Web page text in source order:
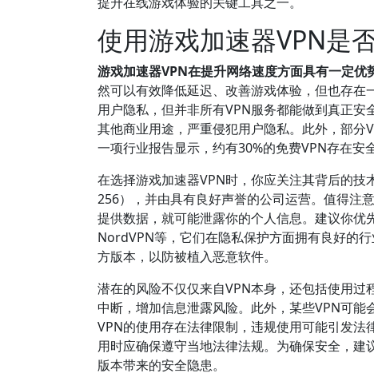
使用游戏加速器VPN是
游戏加速器VPN在提升网络速度方面具有一定优
然可以有效降低延迟、改善游戏体验，但也存
用户隐私，但并非所有VPN服务都能做到真正
其他商业用途，严重侵犯用户隐私。此外，部
一项行业报告显示，约有30%的免费VPN存在安
在选择游戏加速器VPN时，你应关注其背后的技
256），并由具有良好声誉的公司运营。值得注
提供数据，就可能泄露你的个人信息。建议你优
NordVPN等，它们在隐私保护方面拥有良好的
方版本，以防被植入恶意软件。
潜在的风险不仅仅来自VPN本身，还包括使用
中断，增加信息泄露风险。此外，某些VPN可
VPN的使用存在法律限制，违规使用可能引发
用时应确保遵守当地法律法规。为确保安全，
版本带来的安全隐患。